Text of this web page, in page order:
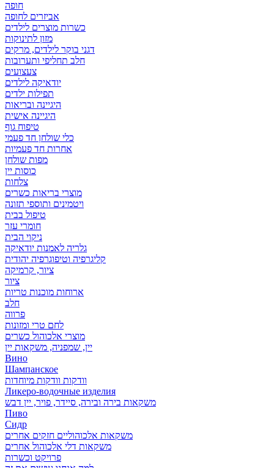
אביזרים לחופה
כשרות מוצרים לילדים
מזון לתינוקות
דגני בוקר לילדים, מרקים
חלב תחליפי ותערובות
צעצועים
יודאיקה לילדים
תפילות ילדים
היגיינה ובריאות
היגיינה אישית
טיפוח גוף
כלי שולחן חד פעמי
אחרות חד פעמיות
מפות שולחן
כוסות יין
צלחות
מוצרי בריאות כשרים
ויטמינים ותוספי תזונה
טיפול בבית
חומרי עזר
ניקוי הבית
גלריה לאמנות יודאיקה
קליגרפיה וטיפוגרפיה יהודית
ציור, קרמיקה
ציור
ארוחות מוכנות טריות
חלב
פרווה
לחם טרי ומזונות
מוצרי אלכוהול כשרים
יין, שמפניה, משקאות יין
Вино
Шампанское
וודקות וודקות מיוחדות
Ликеро-водочные изделия
משקאות בירה ובירה, סיידר, פויר, יין דבש
Пиво
Сидр
משקאות אלכוהוליים חזקים אחרים
משקאות דלי אלכוהול אחרים
פרויקט וכשרות